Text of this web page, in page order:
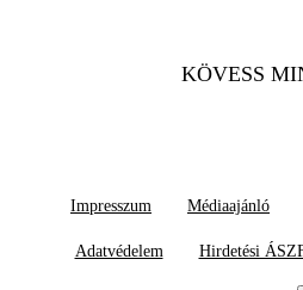
KÖVESS
Impresszum Médiaajánló
Adatvédelem Hirdetési